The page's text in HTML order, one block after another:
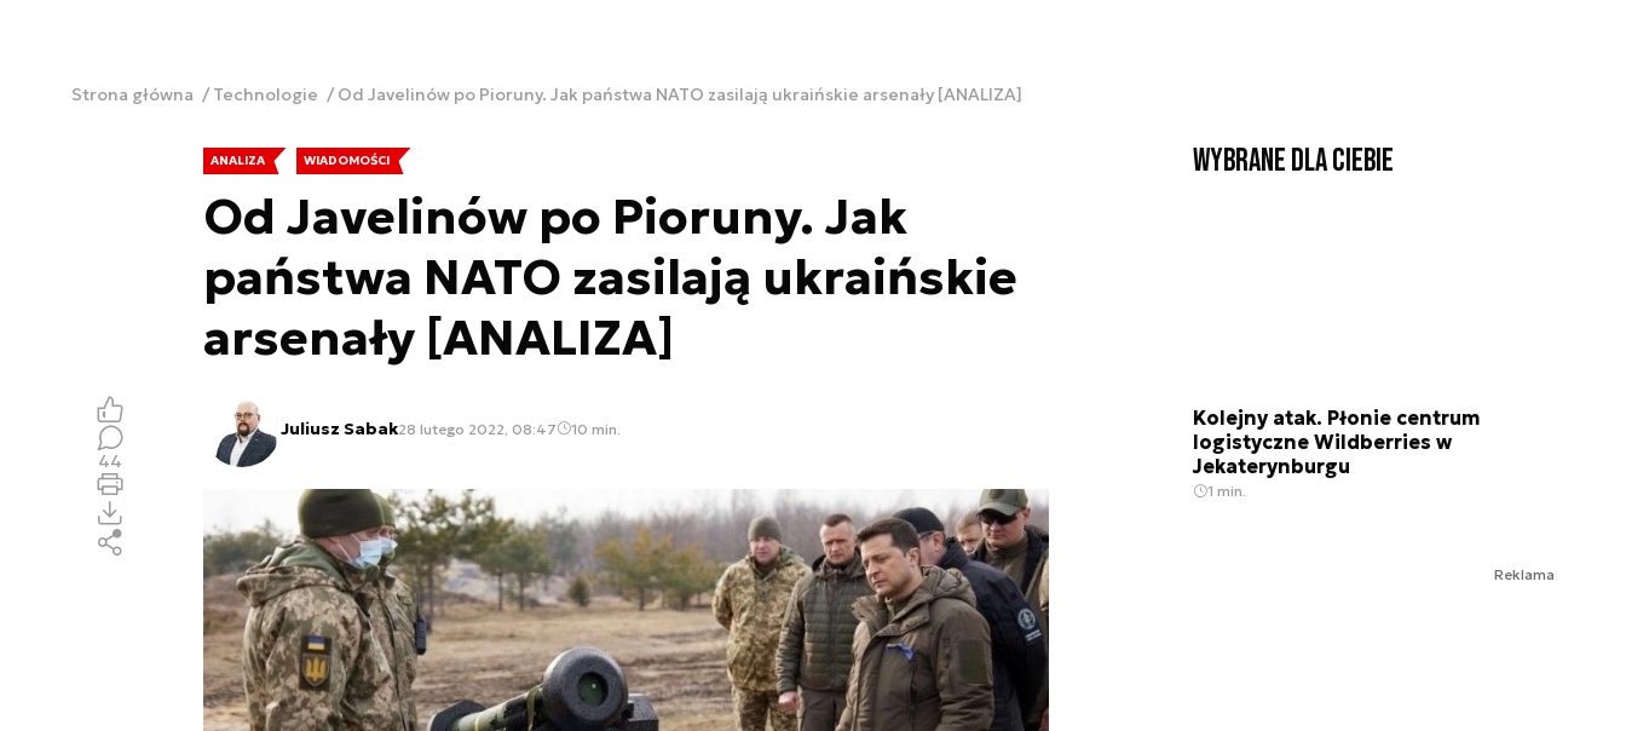
Strona główna Technologie Od Javelinów po Pioruny. Jak państwa NATO zasilają ukraińskie arsenały [ANALIZA]
ANALIZA WIADOMOŚCI
Od Javelinów po Pioruny. Jak
państwa NATO zasilają ukraińskie
arsenały [ANALIZA]
Juliusz Sabak28 lutego 2022, 08:47 10 min.
44
Wybrane dla Ciebie
Kolejny atak. Płonie centrum
logistyczne Wildberries w
Jekaterynburgu
1 min.
Reklama